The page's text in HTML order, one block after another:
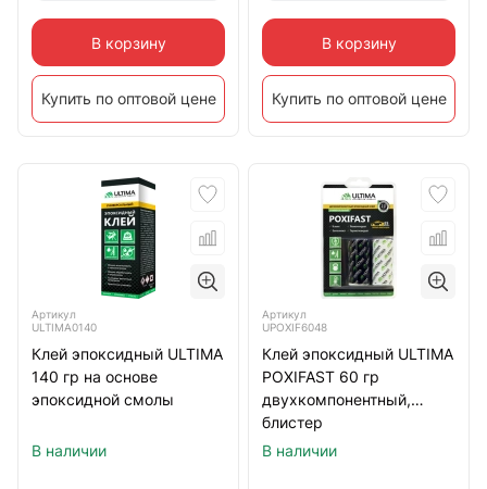
В корзину
Купить по оптовой цене
В корзину
Купить по оптовой цене
Артикул
ULTIMA0140
Клей эпоксидный ULTIMA
140 гр на основе
эпоксидной смолы
В наличии
Артикул
UPOXIF6048
Клей эпоксидный ULTIMA
POXIFAST 60 гр
двухкомпонентный,
блистер
В наличии